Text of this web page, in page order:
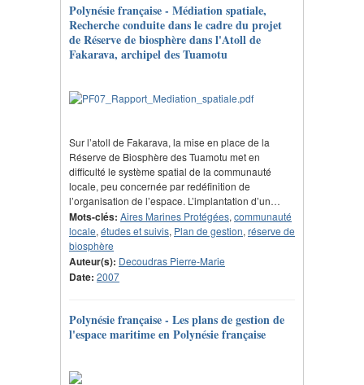
Polynésie française - Médiation spatiale,
Recherche conduite dans le cadre du projet
de Réserve de biosphère dans l'Atoll de
Fakarava, archipel des Tuamotu
Sur l’atoll de Fakarava, la mise en place de la
Réserve de Biosphère des Tuamotu met en
difficulté le système spatial de la communauté
locale, peu concernée par redéfinition de
l’organisation de l’espace. L’implantation d’un…
Mots-clés: Aires Marines Protégées, communauté
locale, études et suivis, Plan de gestion, réserve de
biosphère
Auteur(s): Decoudras Pierre-Marie
Date: 2007
Polynésie française - Les plans de gestion de
l'espace maritime en Polynésie française